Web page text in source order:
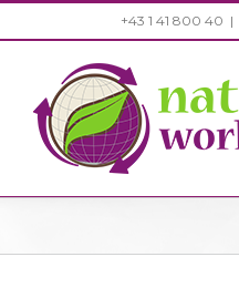
Zum
+43 1 41 800 40 |